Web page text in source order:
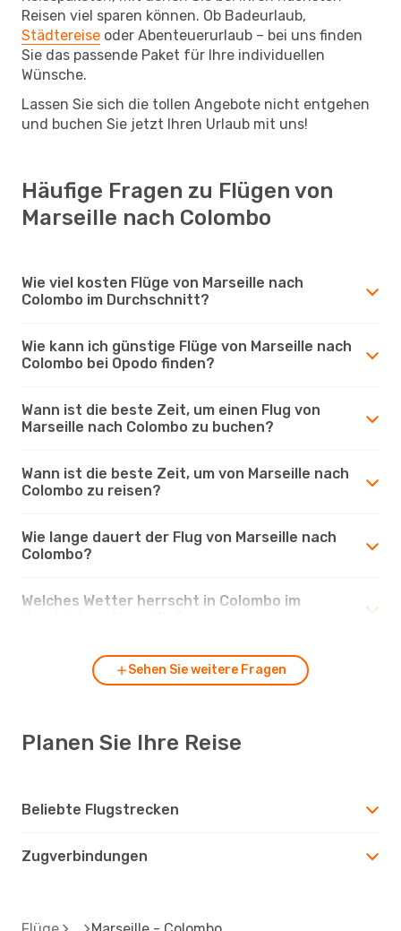
Reisen viel sparen können. Ob Badeurlaub,
Städtereise oder Abenteuerurlaub – bei uns finden
Sie das passende Paket für Ihre individuellen
Wünsche.
Lassen Sie sich die tollen Angebote nicht entgehen
und buchen Sie jetzt Ihren Urlaub mit uns!
Häufige Fragen zu Flügen von
Marseille nach Colombo
Wie viel kosten Flüge von Marseille nach
Colombo im Durchschnitt?
Wie kann ich günstige Flüge von Marseille nach
Colombo bei Opodo finden?
Wann ist die beste Zeit, um einen Flug von
Marseille nach Colombo zu buchen?
Wann ist die beste Zeit, um von Marseille nach
Colombo zu reisen?
Wie lange dauert der Flug von Marseille nach
Colombo?
Welches Wetter herrscht in Colombo im
Sehen Sie weitere Fragen
Planen Sie Ihre Reise
Beliebte Flugstrecken
Zugverbindungen